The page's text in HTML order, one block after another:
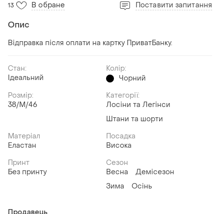
13 В обране Поставити запитання
Опис
Відправка після оплати на картку ПриватБанку.
Стан:
Ідеальний
Колір:
Чорний
Розмір:
38/M/46
Категорії:
Лосіни та Легінси
Штани та шорти
Матеріал
Еластан
Посадка
Висока
Принт
Без принту
Сезон
Весна
Демісезон
Зима
Осінь